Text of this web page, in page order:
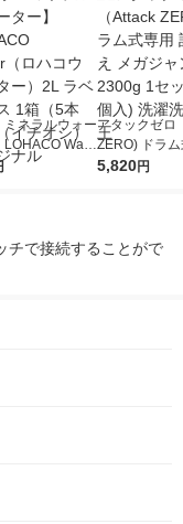
ミネラルウォー
LOHACO Wate
コウォータ
アタックゼロ
ZERO) ドラ
詰め替え メガ
5,820円
チで接続することがで